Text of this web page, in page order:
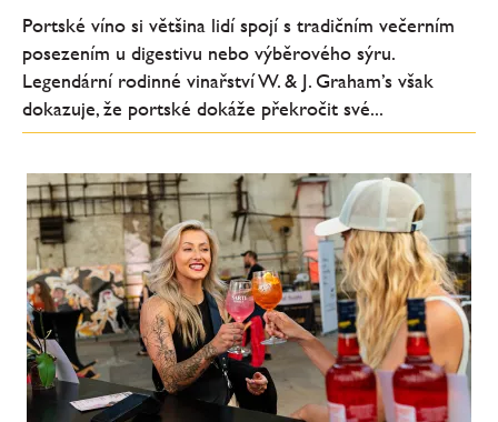
Portské víno si většina lidí spojí s tradičním večerním
posezením u digestivu nebo výběrového sýru.
Legendární rodinné vinařství W. & J. Graham’s však
dokazuje, že portské dokáže překročit své...